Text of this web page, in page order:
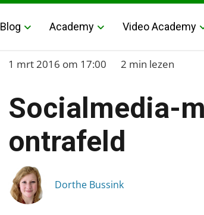
Blog Academy Video Academy
Home
Blog
›
Social
Socialmedia-marketing: 3 mythen ontrafeld
1 mrt 2016 om 17:00 2 min lezen
Socialmedia-
ontrafeld
Dorthe Bussink